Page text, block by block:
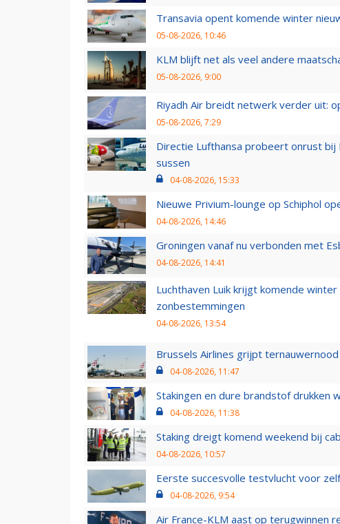
Transavia opent komende winter
05-08-2026, 10:46
KLM blijft net als veel andere
05-08-2026, 9:00
Riyadh Air breidt netwerk verder uit:
05-08-2026, 7:29
Directie Lufthansa probeert onrust
sussen
04-08-2026, 15:33
Nieuwe Privium-lounge op Schiphol
04-08-2026, 14:46
Groningen vanaf nu verbonden met
04-08-2026, 14:41
Luchthaven Luik krijgt komende
zonbestemmingen
04-08-2026, 13:54
Brussels Airlines grijpt
04-08-2026, 11:47
Stakingen en dure brandstof drukken
04-08-2026, 11:38
Staking dreigt komend weekend bij
04-08-2026, 10:57
Eerste succesvolle testvlucht voor
04-08-2026, 9:54
Air France-KLM aast op terugwinnen